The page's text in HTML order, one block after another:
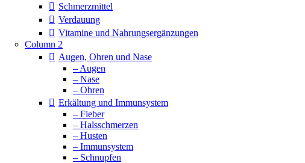
Schmerzmittel
Verdauung
Vitamine und Nahrungsergänzungen
Column 2
Augen, Ohren und Nase
– Augen
– Nase
– Ohren
Erkältung und Immunsystem
– Fieber
– Halsschmerzen
– Husten
– Immunsystem
– Schnupfen